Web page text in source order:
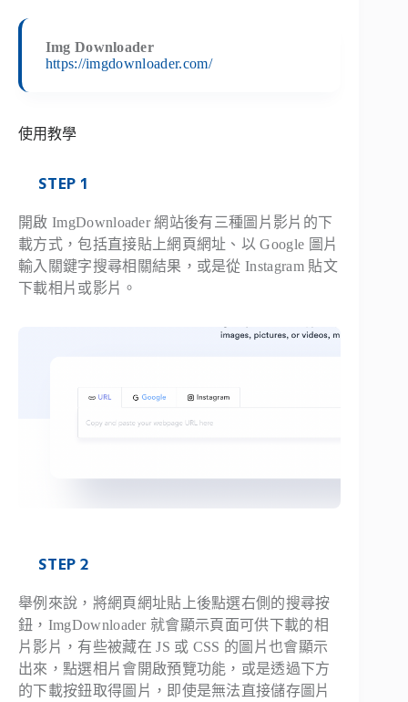
Img Downloader
https://imgdownloader.com/
使用教學
STEP 1
開啟 ImgDownloader 網站後有三種圖片影片的下
載方式，包括直接貼上網頁網址、以 Google 圖片
輸入關鍵字搜尋相關結果，或是從 Instagram 貼文
下載相片或影片。
STEP 2
舉例來說，將網頁網址貼上後點選右側的搜尋按
鈕，ImgDownloader 就會顯示頁面可供下載的相
片影片，有些被藏在 JS 或 CSS 的圖片也會顯示
出來，點選相片會開啟預覽功能，或是透過下方
的下載按鈕取得圖片，即使是無法直接儲存圖片